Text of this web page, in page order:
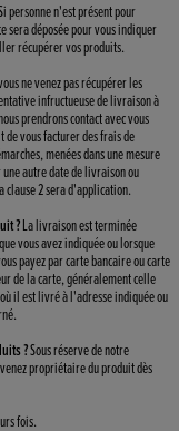
personne n'est présent pour
déposée pour vous indiquer
récupérer vos produits.
ne venez pas récupérer les
infructueuse de livraison à
prendrons contact avec vous
de vous facturer des frais de
menées dans une mesure
autre date de livraison ou
2 sera d'application.
?La livraison est terminée
vous avez indiquée ou lorsque
payez par carte bancaire ou carte
de la carte, généralement celle
il est livré à l'adresse indiquée ou
?Sous réserve de notre
propriétaire du produit dès
fois.